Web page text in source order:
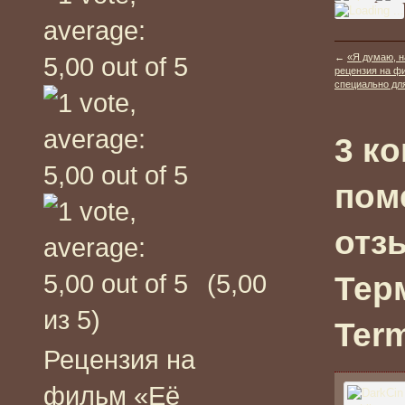
(5,00
из 5)
Рецензия на
фильм «Её
← «Я думаю,
рецензия на
специально
3